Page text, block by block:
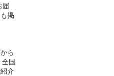
届
掲
ら
国
介